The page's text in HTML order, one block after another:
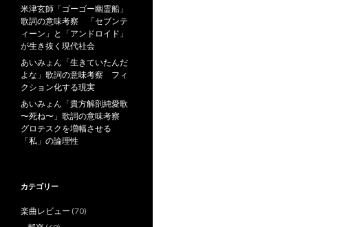
米津玄師「ゴーゴー幽霊船」
歌詞の意味考察 「セブンテ
ィーン」と「アンドロイド」
が生き抜く現代社会
あいみょん「生きていたんだ
よな」歌詞の意味考察 フィ
クション化する現実
あいみょん「貴方解剖純愛歌
〜死ね〜」歌詞の意味考察
グロテスクを増幅させる
「私」の論理性
カテゴリー
楽曲レビュー (70)